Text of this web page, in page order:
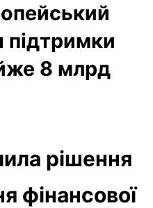
8 млрд
рішення
фінансової